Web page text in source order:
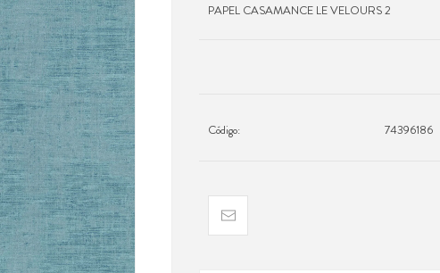
PAPEL CASAMANCE LE VELOURS 2
Código: 74396186